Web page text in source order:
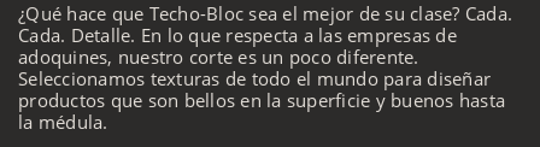
¿Qué hace que Techo-Bloc sea el mejor de su clase? Cada.
Cada. Detalle. En lo que respecta a las empresas de
adoquines, nuestro corte es un poco diferente.
Seleccionamos texturas de todo el mundo para diseñar
productos que son bellos en la superficie y buenos hasta
la médula.